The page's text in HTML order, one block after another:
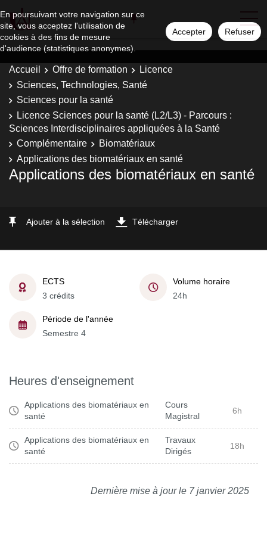
En poursuivant votre navigation sur ce
site, vous acceptez l'utilisation de
cookies à des fins de mesure
d'audience (statistiques anonymes).
Accepter Refuser
Accueil Offre de formation
Licence
Sciences, Technologies, Santé
Sciences pour la santé
Licence Sciences pour la santé (L2/L3) - Parcours :
Sciences Interdisciplinaires appliquées à la Santé
Complémentaire
Biomatériaux
Applications des biomatériaux en santé
Applications des biomatériaux en santé
Ajouter à la sélection Télécharger
ECTS
3 crédits
Volume horaire
24h
Période de l'année
Semestre 4
Heures d'enseignement
Applications des biomatériaux en
santé
Cours
Magistral
6h
Applications des biomatériaux en
santé
Travaux
Dirigés
18h
Dernière mise à jour le 7 janvier 2025